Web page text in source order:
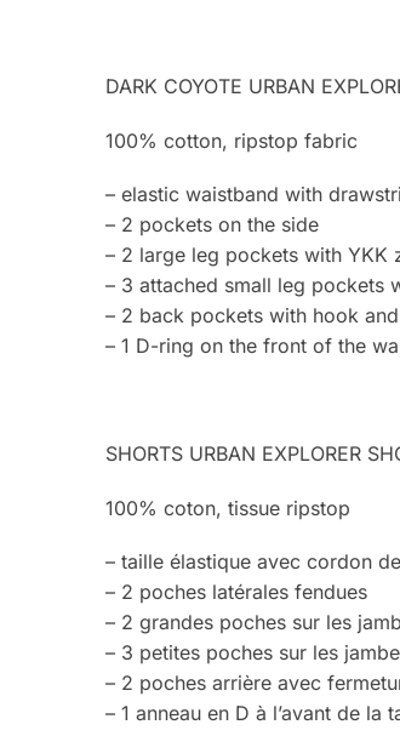
DARK COYOTE URBAN
100% cotton, ripstop fabric
– elastic waistband with
– 2 pockets on the side
– 2 large leg pockets with YKK
– 3 attached small leg pockets
– 2 back pockets with hook
– 1 D-ring on the front of the
SHORTS URBAN EXPLORER
100% coton, tissue ripstop
– taille élastique avec cordon
– 2 poches latérales fendues
– 2 grandes poches sur les
– 3 petites poches sur les
– 2 poches arrière avec
– 1 anneau en D à l’avant de la